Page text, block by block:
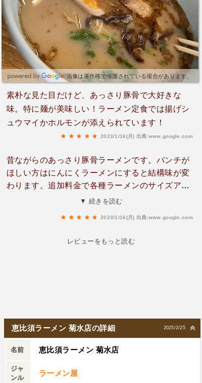
画像は著作権で保護されている場合があります。
素朴な見た目だけど、あっさり豚骨で大好きな
味。特に麺が美味しい！ラーメン定食では揚げシ
ュウマイかホルモンが添えられています！
2023/1/16(月) 出典:www.google.com
昔ながらのあっさり豚骨ラーメンです。パンチが
ほしい方はにんにくラーメンにすると結構味が変
わります。追加料金で各種ラーメンのサイズアッ
プ＋定食にもできます。店内はだいぶ老朽化して
か2.5玉位入っていると思いますがあっさり系なの
▼ 続きを読む
2023/1/16(月) 出典:www.google.com
レビューをもっと読む
2025/2/25
恵比須ラーメン 菊水店の詳細
名前 恵比須ラーメン 菊水店
ジャ
ンル
ラーメン屋